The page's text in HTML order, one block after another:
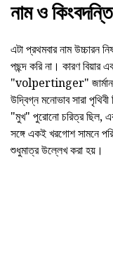
নাম ও কিংবদন্তি
এটা প্রথমবার নাম উচ্চারন
পছন্দ করি না। কারণ বিয়ার
"volpertinger" জার্মান
উদ্বিগ্ন মনোভাব সারা পৃথিবী
"মুখ" পুরোনো চরিত্র ছিল,
সঙ্গে একই খরগোশ সামনে
শুধুমাত্র উল্লেখ করা হয়।